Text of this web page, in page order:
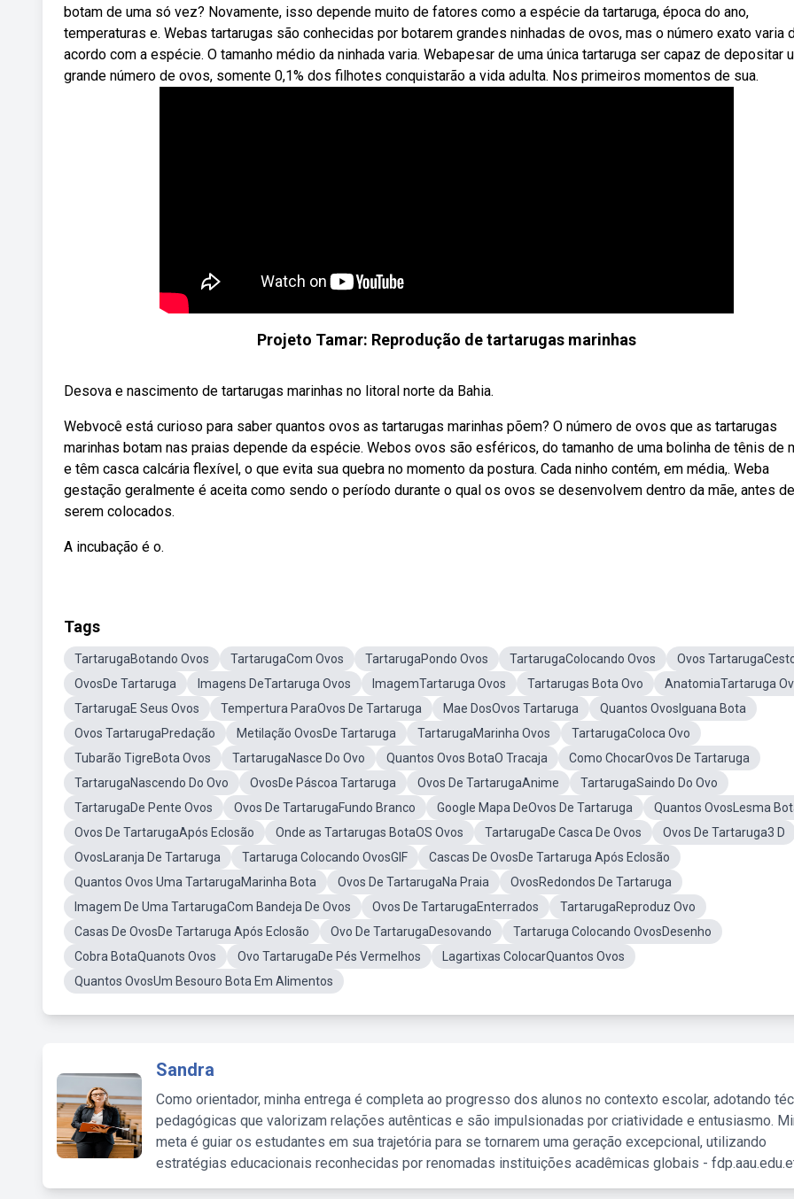
botam de uma só vez? Novamente, isso depende muito de fatores como a espécie da tartaruga, época do ano,
temperaturas e. Webas tartarugas são conhecidas por botarem grandes ninhadas de ovos, mas o número exato varia
acordo com a espécie. O tamanho médio da ninhada varia. Webapesar de uma única tartaruga ser capaz de depositar
grande número de ovos, somente 0,1% dos filhotes conquistarão a vida adulta. Nos primeiros momentos de sua.
Projeto Tamar: Reprodução de tartarugas marinhas
Desova e nascimento de tartarugas marinhas no litoral norte da Bahia.
Webvocê está curioso para saber quantos ovos as tartarugas marinhas põem? O número de ovos que as tartarugas
marinhas botam nas praias depende da espécie. Webos ovos são esféricos, do tamanho de uma bolinha de tênis de
e têm casca calcária flexível, o que evita sua quebra no momento da postura. Cada ninho contém, em média,. Weba
gestação geralmente é aceita como sendo o período durante o qual os ovos se desenvolvem dentro da mãe, antes de
serem colocados.
A incubação é o.
Tags
TartarugaBotando Ovos TartarugaCom Ovos TartarugaPondo Ovos TartarugaColocando Ovos
Ovos
OvosDe Tartaruga
Imagens DeTartaruga Ovos ImagemTartaruga Ovos Tartarugas Bota Ovo
AnatomiaTartaruga
TartarugaE Seus Ovos
Tempertura ParaOvos De Tartaruga Mae DosOvos Tartaruga
Quantos OvosIguana Bota
Ovos TartarugaPredação
Metilação OvosDe Tartaruga TartarugaMarinha Ovos
TartarugaColoca Ovo
Tubarão TigreBota Ovos
TartarugaNasce Do Ovo Quantos Ovos BotaO Tracaja
Como ChocarOvos De Tartaruga
TartarugaNascendo Do Ovo
OvosDe Páscoa Tartaruga Ovos De TartarugaAnime
TartarugaSaindo Do Ovo
TartarugaDe Pente Ovos
Ovos De TartarugaFundo Branco Google Mapa DeOvos De Tartaruga
Quantos OvosLesma
Ovos De TartarugaApós Eclosão
Onde as Tartarugas BotaOS Ovos TartarugaDe Casca De Ovos
Ovos De Tartaruga3 D
OvosLaranja De Tartaruga
Tartaruga Colocando OvosGIF
Cascas De OvosDe Tartaruga Após Eclosão
Quantos Ovos Uma TartarugaMarinha Bota
Ovos De TartarugaNa Praia
OvosRedondos De Tartaruga
Imagem De Uma TartarugaCom Bandeja De Ovos
Ovos De TartarugaEnterrados
TartarugaReproduz Ovo
Casas De OvosDe Tartaruga Após Eclosão
Ovo De TartarugaDesovando
Tartaruga Colocando OvosDesenho
Cobra BotaQuanots Ovos
Ovo TartarugaDe Pés Vermelhos
Lagartixas ColocarQuantos Ovos
Quantos OvosUm Besouro Bota Em Alimentos
Sandra
Como orientador, minha entrega é completa ao progresso dos alunos no contexto escolar, adotando
pedagógicas que valorizam relações autênticas e são impulsionadas por criatividade e entusiasmo.
meta é guiar os estudantes em sua trajetória para se tornarem uma geração excepcional, utilizando
estratégias educacionais reconhecidas por renomadas instituições acadêmicas globais -